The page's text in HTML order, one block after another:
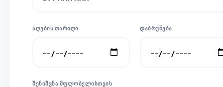
ᲐᲦᲔᲑᲘᲡ ᲗᲐᲠᲘᲦᲘ ᲓᲐᲑᲠᲣᲜᲔᲑᲐ
ᲨᲔᲜᲘᲨᲕᲜᲐ ᲛᲤᲚᲝᲑᲔᲚᲘᲡᲗᲕᲘᲡ